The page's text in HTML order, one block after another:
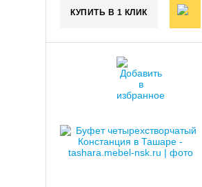
КУПИТЬ В 1 КЛИК